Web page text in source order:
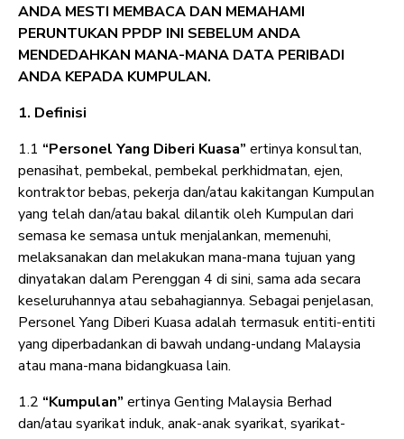
ANDA MESTI MEMBACA DAN MEMAHAMI
PERUNTUKAN PPDP INI SEBELUM ANDA
MENDEDAHKAN MANA-MANA DATA PERIBADI
ANDA KEPADA KUMPULAN.
1. Definisi
1.1 “Personel Yang Diberi Kuasa” ertinya konsultan,
penasihat, pembekal, pembekal perkhidmatan, ejen,
kontraktor bebas, pekerja dan/atau kakitangan Kumpulan
yang telah dan/atau bakal dilantik oleh Kumpulan dari
semasa ke semasa untuk menjalankan, memenuhi,
melaksanakan dan melakukan mana-mana tujuan yang
dinyatakan dalam Perenggan 4 di sini, sama ada secara
keseluruhannya atau sebahagiannya. Sebagai penjelasan,
Personel Yang Diberi Kuasa adalah termasuk entiti-entiti
yang diperbadankan di bawah undang-undang Malaysia
atau mana-mana bidangkuasa lain.
1.2 “Kumpulan” ertinya Genting Malaysia Berhad
dan/atau syarikat induk, anak-anak syarikat, syarikat-